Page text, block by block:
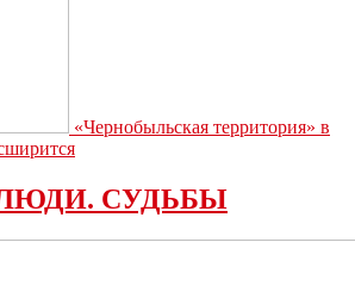
«Чернобыльская территория» в
СУДЬБЫ